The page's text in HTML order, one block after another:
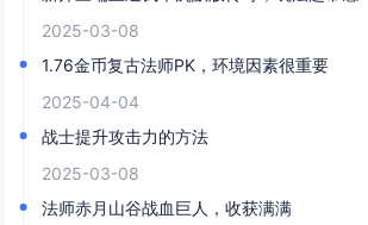
2025-03-08
1.76金币复古法师PK，环境因素很重要
2025-04-04
战士提升攻击力的方法
2025-03-08
法师赤月山谷战血巨人，收获满满